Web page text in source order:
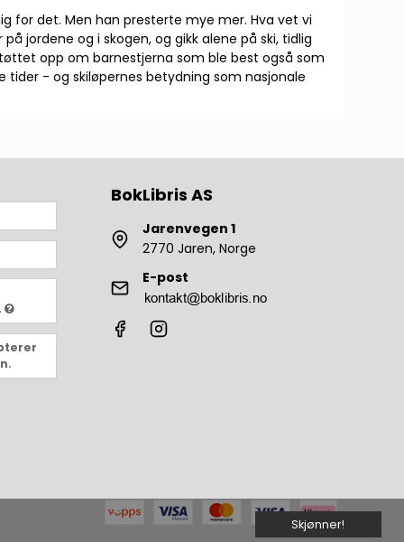
Skjønner!
for det. Men han presterte mye mer. Hva vet vi
jordene og i skogen, og gikk alene på ski, tidlig
opp om barnestjerna som ble best også som
tider - og skiløpernes betydning som nasjonale
BokLibris AS
Jarenvegen 1
2770 Jaren, Norge
E-post